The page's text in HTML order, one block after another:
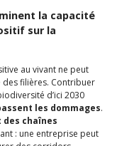
la capacité
sur la
au vivant ne peut
filières. Contribuer
d’ici 2030
les dommages.
chaînes
: une entreprise peut